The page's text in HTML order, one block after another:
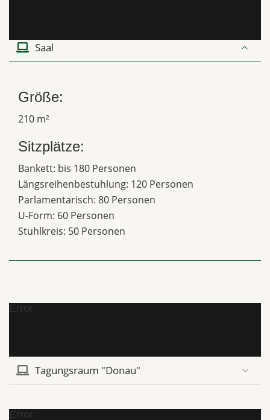
Saal
Größe:
210 m²
Sitzplätze:
Bankett: bis 180 Personen
Längsreihenbestuhlung: 120 Personen
Parlamentarisch: 80 Personen
U-Form: 60 Personen
Stuhlkreis: 50 Personen
Error
Tagungsraum "Donau"
Error